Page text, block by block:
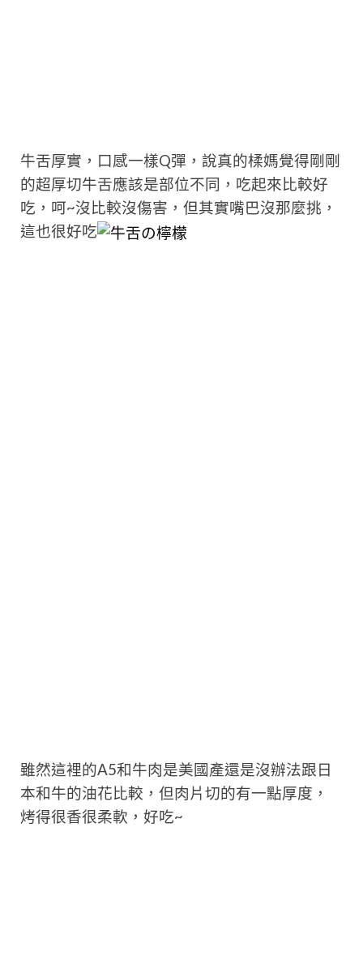
牛舌厚實，口感一樣Q彈，說真的楺媽覺得剛剛
的超厚切牛舌應該是部位不同，吃起來比較好
吃，呵~沒比較沒傷害，但其實嘴巴沒那麼挑，
這也很好吃
雖然這裡的A5和牛肉是美國產還是沒辦法跟日
本和牛的油花比較，但肉片切的有一點厚度，
烤得很香很柔軟，好吃~